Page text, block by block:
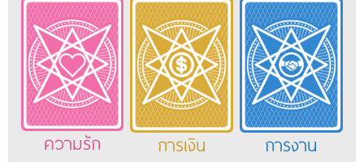
ความรัก การเงิน การงาน